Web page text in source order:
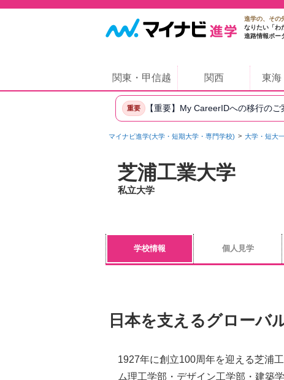
進学の、その
なりたい「わ
進路情報ポー
関東・甲信越 関西 東海
重要 【重要】My CareerIDへの移行のご
マイナビ進学(大学・短期大学・専門学校) 大学・短大
芝浦工業大学
私立大学
学校情報 個人見学
日本を支えるグローバ
1927年に創立100周年を迎える芝浦
ム理工学部・デザイン工学部・建築